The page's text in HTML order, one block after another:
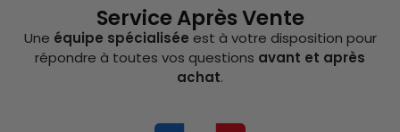
Service Après Vente
Une équipe spécialisée est à votre disposition pour
répondre à toutes vos questions avant et après
achat.